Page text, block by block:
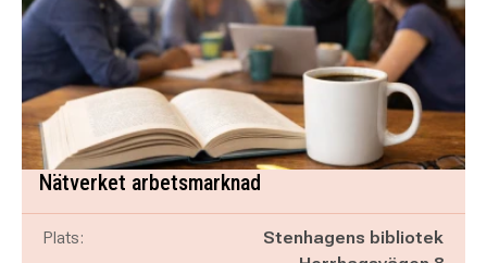
Nätverket arbetsmarknad
Plats:
Stenhagens bibliotek